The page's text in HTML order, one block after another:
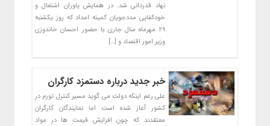
نهاد قدردانی شد. در همایش یاوران اشتغال و
خودکفایی مددجویان کمیته امداد که روز یکشنبه
۲۹ مهرماه سال جاری با حضور احسان خاندوزی
وزیر امور اقتصاد و […]
خبر جدید درباره دستمزد کارگران
علی رغم اینکه دولت می گوید مسیر کنترل تورم در
کشور آغاز شده است اما نمایندگان کارگران
معتقدند که چون افزایش قیمت ها در مواد